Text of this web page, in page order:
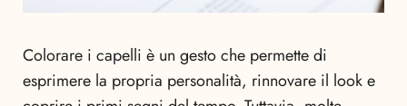
Colorare i capelli è un gesto che permette di
esprimere la propria personalità, rinnovare il look e